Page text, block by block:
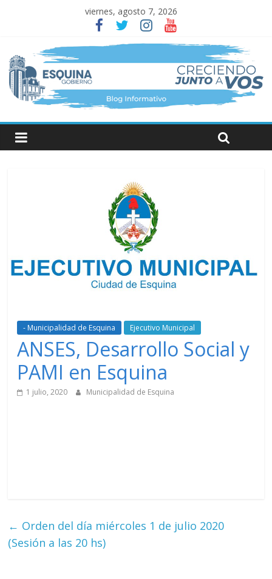
viernes, agosto 7, 2026
- Municipalidad de Esquina Ejecutivo Municipal
ANSES, Desarrollo Social y
PAMI en Esquina
1 julio, 2020 Municipalidad de Esquina
← Orden del día miércoles 1 de julio 2020
(Sesión a las 20 hs)